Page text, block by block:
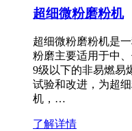
超细微粉磨粉机
超细微粉磨粉机是
粉磨主要适用于中
9级以下的非易燃易
试验和改进，为超
机，…
了解详情